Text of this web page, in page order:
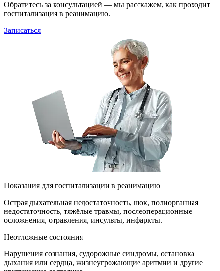
Обратитесь за консультацией — мы расскажем, как проходит
госпитализация в реанимацию.
Записаться
Показания для госпитализации в реанимацию
Острая дыхательная недостаточность, шок, полиорганная
недостаточность, тяжёлые травмы, послеоперационные
осложнения, отравления, инсульты, инфаркты.
Неотложные состояния
Нарушения сознания, судорожные синдромы, остановка
дыхания или сердца, жизнеугрожающие аритмии и другие